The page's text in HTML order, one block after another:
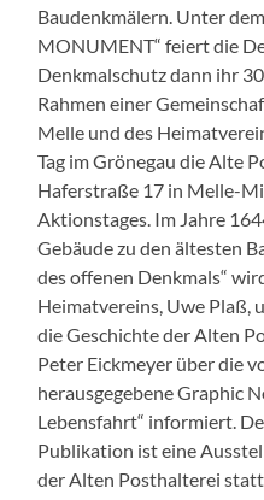
Baudenkmälern. Unter
MONUMENT“ feiert die
Denkmalschutz dann ihr
Rahmen einer
Melle und des
Tag im Grönegau die Alte
Haferstraße 17 in Melle-
Aktionstages. Im Jahre
Gebäude zu den ältesten
des offenen Denkmals“
Heimatvereins, Uwe Plaß,
die Geschichte der Alten
Peter Eickmeyer über die
herausgegebene Graphic
Lebensfahrt“ informiert.
Publikation ist eine
der Alten Posthalterei